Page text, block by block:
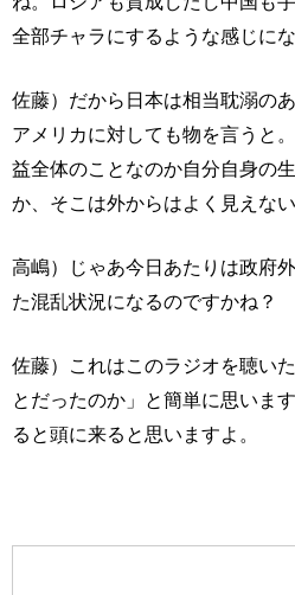
全部チャラにするような感じに
佐藤）だから日本は相当耽溺の
アメリカに対しても物を言うと
益全体のことなのか自分自身の
か、そこは外からはよく見えない
高嶋）じゃあ今日あたりは政府
た混乱状況になるのですかね？
佐藤）これはこのラジオを聴い
とだったのか」と簡単に思いま
ると頭に来ると思いますよ。